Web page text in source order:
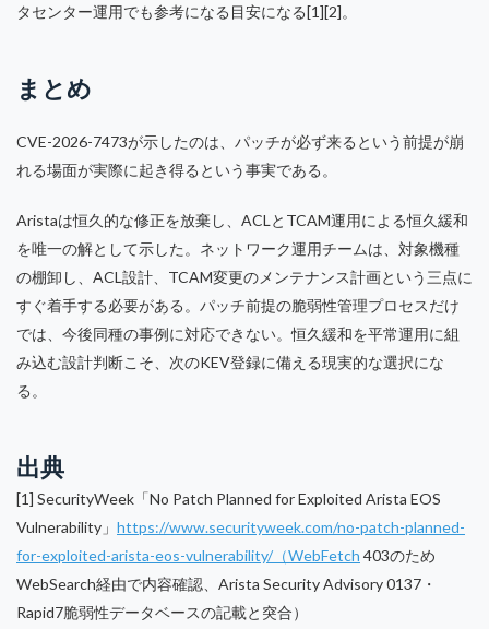
タセンター運用でも参考になる目安になる[1][2]。
まとめ
CVE-2026-7473が示したのは、パッチが必ず来るという前提が崩
れる場面が実際に起き得るという事実である。
Aristaは恒久的な修正を放棄し、ACLとTCAM運用による恒久緩和
を唯一の解として示した。ネットワーク運用チームは、対象機種
の棚卸し、ACL設計、TCAM変更のメンテナンス計画という三点に
すぐ着手する必要がある。パッチ前提の脆弱性管理プロセスだけ
では、今後同種の事例に対応できない。恒久緩和を平常運用に組
み込む設計判断こそ、次のKEV登録に備える現実的な選択にな
る。
出典
[1] SecurityWeek「No Patch Planned for Exploited Arista EOS
Vulnerability」 https://www.securityweek.com/no-patch-planned-
for-exploited-arista-eos-vulnerability/（WebFetch 403のため
WebSearch経由で内容確認、Arista Security Advisory 0137・
Rapid7脆弱性データベースの記載と突合）